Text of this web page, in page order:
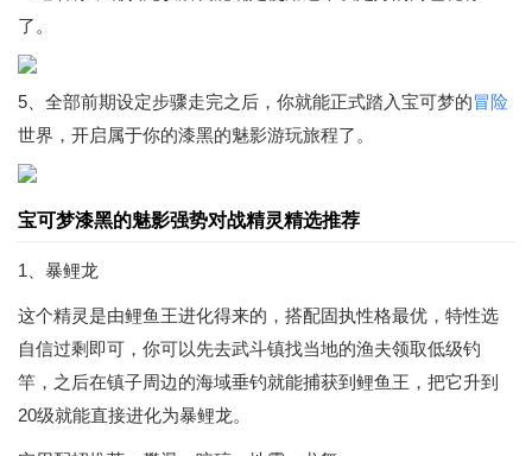
了。
5、全部前期设定步骤走完之后，你就能正式踏入宝可梦的冒险
世界，开启属于你的漆黑的魅影游玩旅程了。
宝可梦漆黑的魅影强势对战精灵精选推荐
1、暴鲤龙
这个精灵是由鲤鱼王进化得来的，搭配固执性格最优，特性选
自信过剩即可，你可以先去武斗镇找当地的渔夫领取低级钓
竿，之后在镇子周边的海域垂钓就能捕获到鲤鱼王，把它升到
20级就能直接进化为暴鲤龙。